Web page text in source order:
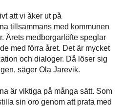
att vi åker ut på
tillsammans med kommunen
Årets medborgarlöfte speglar
med förra året. Det är mycket
och dialoger. Då löser sig
säger Ola Jarevik.
är viktiga på många sätt. Som
sin oro genom att prata med